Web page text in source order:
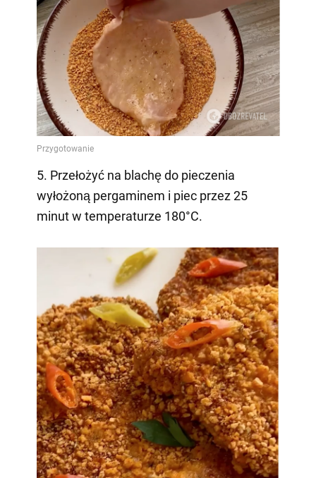
5. Przełożyć na blachę do pieczenia
wyłożoną pergaminem i piec przez 25
minut w temperaturze 180°C.